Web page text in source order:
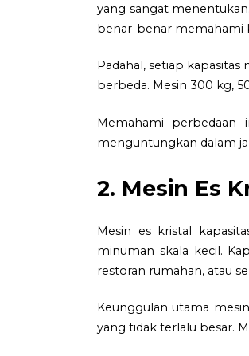
yang sangat
benar-benar memahami
Padahal, setiap
berbeda. Mesin 300 kg,
Memahami
menguntungkan dalam
2. Mesin Es
Mesin es kristal
minuman skala kecil.
restoran rumahan, atau
Keunggulan utama
yang tidak terlalu besar.